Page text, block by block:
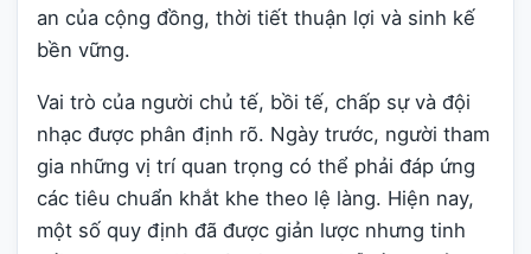
an của cộng đồng, thời tiết thuận lợi và sinh kế
bền vững.
Vai trò của người chủ tế, bồi tế, chấp sự và đội
nhạc được phân định rõ. Ngày trước, người tham
gia những vị trí quan trọng có thể phải đáp ứng
các tiêu chuẩn khắt khe theo lệ làng. Hiện nay,
một số quy định đã được giản lược nhưng tinh